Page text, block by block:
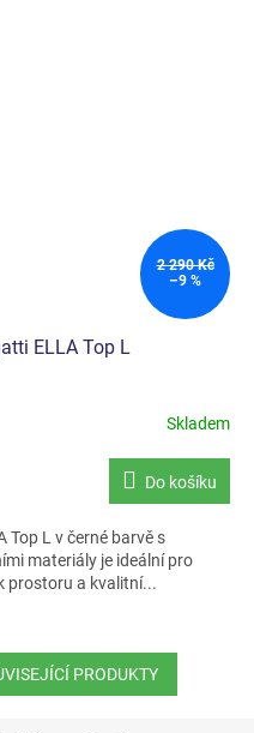
2 290 Kč
–9 %
ELLA Top L
Skladem
Do košíku
L v černé barvě s
materiály je ideální pro
prostoru a kvalitní...
PRODUKTY